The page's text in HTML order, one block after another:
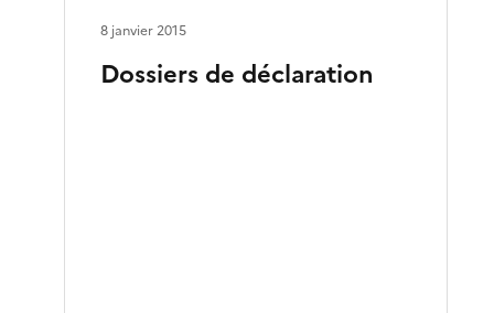
Dossiers de déclaration
8 janvier 2015